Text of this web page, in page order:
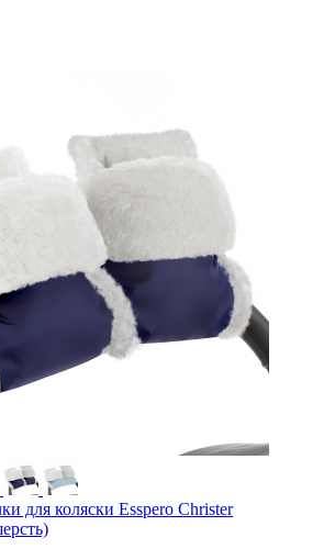
для коляски Esspero Christer